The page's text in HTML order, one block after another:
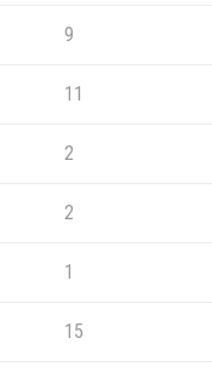
9
11
2
2
1
15